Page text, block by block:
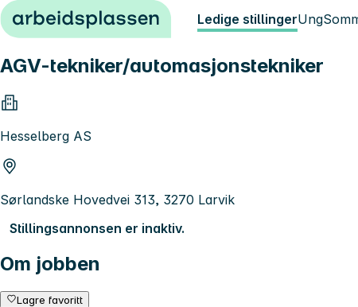
Hopp til innhold Ledige stillingerUng
AGV-tekniker/automasjonstekniker
Hesselberg AS
Sørlandske Hovedvei 313, 3270 Larvik
Stillingsannonsen er inaktiv.
Om jobben
Lagre favoritt